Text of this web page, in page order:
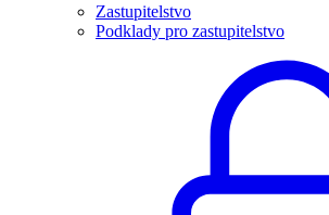
Zastupitelstvo
Podklady pro zastupitelstvo